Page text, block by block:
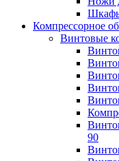
Компрессорное
Винтовые
90